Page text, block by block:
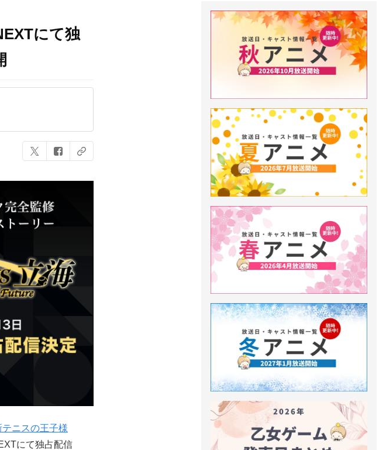
にて独
テニスの王子様
にて独占配信